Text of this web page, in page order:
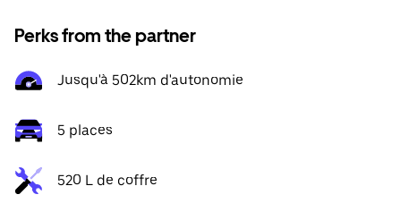
Perks from the partner
Jusqu'à 502km d'autonomie
5 places
520 L de coffre